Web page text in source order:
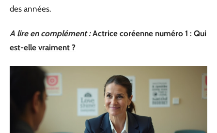
des années.
A lire en complément : Actrice coréenne numéro 1 : Qui
est-elle vraiment ?